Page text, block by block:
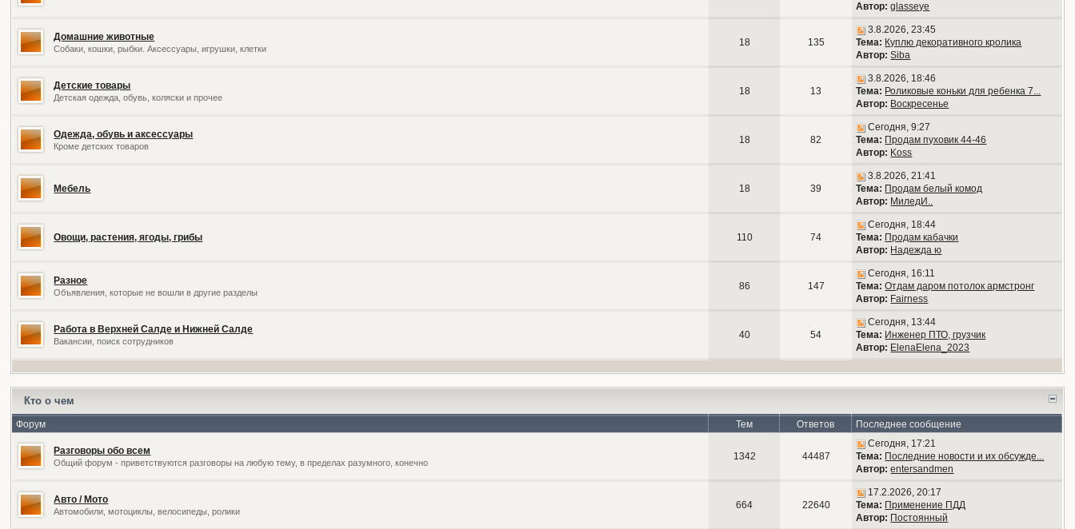
Автор: glasseye
Домашние животные
Собаки, кошки, рыбки. Аксессуары, игрушки, клетки
18 135
3.8.2026, 23:45
Тема: Куплю декоративного кролика
Автор: Siba
Детские товары
Детская одежда, обувь, коляски и прочее
18 13
3.8.2026, 18:46
Тема: Роликовые коньки для ребенка 7...
Автор: Воскресенье
Одежда, обувь и аксессуары
Кроме детских товаров
18 82
Сегодня, 9:27
Тема: Продам пуховик 44-46
Автор: Koss
Мебель 18 39
3.8.2026, 21:41
Тема: Продам белый комод
Автор: МиледИ..
Овощи, растения, ягоды, грибы 110 74
Сегодня, 18:44
Тема: Продам кабачки
Автор: Надежда ю
Разное
Объявления, которые не вошли в другие разделы
86 147
Сегодня, 16:11
Тема: Отдам даром потолок армстронг
Автор: Fairness
Работа в Верхней Салде и Нижней Салде
Вакансии, поиск сотрудников
40 54
Сегодня, 13:44
Тема: Инженер ПТО, грузчик
Автор: ElenaElena_2023
Кто о чем
Форум Тем Ответов Последнее сообщение
Разговоры обо всем
Общий форум - приветствуются разговоры на любую тему, в пределах разумного, конечно
1342 44487
Сегодня, 17:21
Тема: Последние новости и их обсужде...
Автор: entersandmen
Авто / Мото
Автомобили, мотоциклы, велосипеды, ролики
664 22640
17.2.2026, 20:17
Тема: Применение ПДД
Автор: Постоянный